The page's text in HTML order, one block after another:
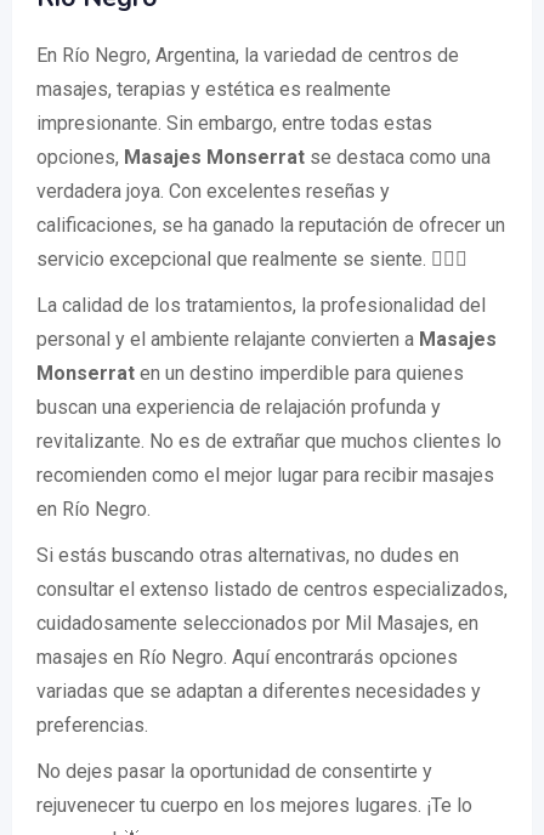
En Río Negro, Argentina, la variedad de centros de
masajes, terapias y estética es realmente
impresionante. Sin embargo, entre todas estas
opciones, Masajes Monserrat se destaca como una
verdadera joya. Con excelentes reseñas y
calificaciones, se ha ganado la reputación de ofrecer un
servicio excepcional que realmente se siente. 💆‍♀️✨
La calidad de los tratamientos, la profesionalidad del
personal y el ambiente relajante convierten a Masajes
Monserrat en un destino imperdible para quienes
buscan una experiencia de relajación profunda y
revitalizante. No es de extrañar que muchos clientes lo
recomienden como el mejor lugar para recibir masajes
en Río Negro.
Si estás buscando otras alternativas, no dudes en
consultar el extenso listado de centros especializados,
cuidadosamente seleccionados por Mil Masajes, en
masajes en Río Negro. Aquí encontrarás opciones
variadas que se adaptan a diferentes necesidades y
preferencias.
No dejes pasar la oportunidad de consentirte y
rejuvenecer tu cuerpo en los mejores lugares. ¡Te lo